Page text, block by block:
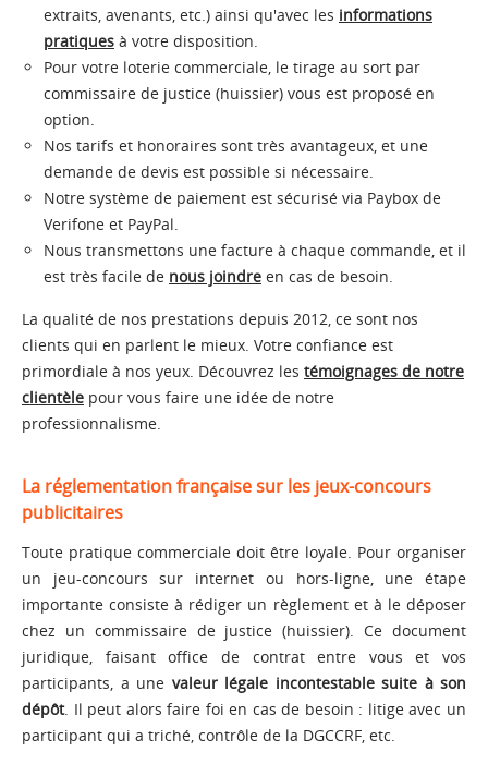
extraits, avenants, etc.) ainsi qu'avec les informations
pratiques à votre disposition.
Pour votre loterie commerciale, le tirage au sort par
commissaire de justice (huissier) vous est proposé en
option.
Nos tarifs et honoraires sont très avantageux, et une
demande de devis est possible si nécessaire.
Notre système de paiement est sécurisé via Paybox de
Verifone et PayPal.
Nous transmettons une facture à chaque commande, et il
est très facile de nous joindre en cas de besoin.
La qualité de nos prestations depuis 2012, ce sont nos
clients qui en parlent le mieux. Votre confiance est
primordiale à nos yeux. Découvrez les témoignages de notre
clientèle pour vous faire une idée de notre
professionnalisme.
La réglementation française sur les jeux-concours
publicitaires
Toute pratique commerciale doit être loyale. Pour organiser
un jeu-concours sur internet ou hors-ligne, une étape
importante consiste à rédiger un règlement et à le déposer
chez un commissaire de justice (huissier). Ce document
juridique, faisant office de contrat entre vous et vos
participants, a une valeur légale incontestable suite à son
dépôt. Il peut alors faire foi en cas de besoin : litige avec un
participant qui a triché, contrôle de la DGCCRF, etc.